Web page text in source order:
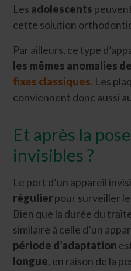
Les adolescents
cette solution
Par ailleurs, ce type
les mêmes anomalies
fixes classiques. Les
conviennent donc aussi
Et après la
invisibles ?
Le port d’un appareil
régulierpour surveiller
Bien que la durée du
similaire à celle d’un
période d’adaptation
longue, en raison de la